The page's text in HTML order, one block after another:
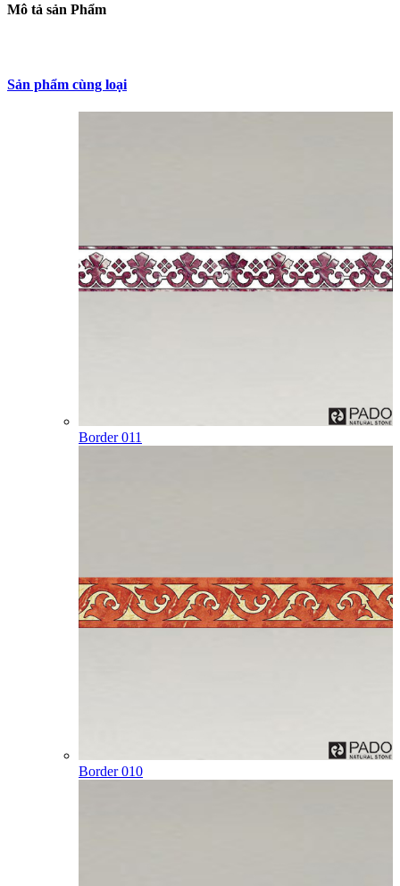
Mô tả sản Phẩm
Sản phẩm cùng loại
Border 011
Border 010